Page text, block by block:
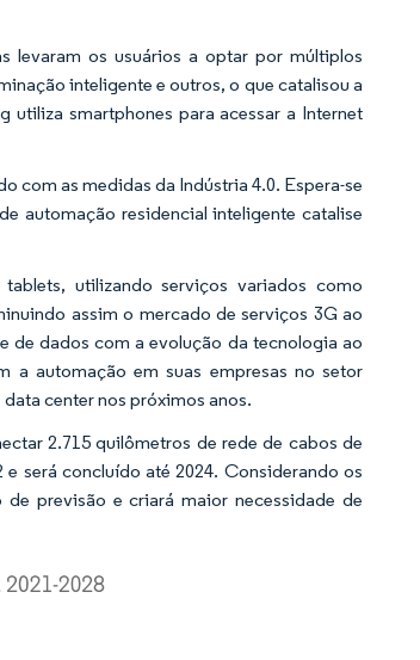
levaram os usuários a optar por múltiplos
inteligente e outros, o que catalisou a
utiliza smartphones para acessar a Internet
com as medidas da Indústria 4.0. Espera-se
automação residencial inteligente catalise
utilizando serviços variados como
assim o mercado de serviços 3G ao
de dados com a evolução da tecnologia ao
a automação em suas empresas no setor
center nos próximos anos.
2.715 quilômetros de rede de cabos de
será concluído até 2024. Considerando os
previsão e criará maior necessidade de